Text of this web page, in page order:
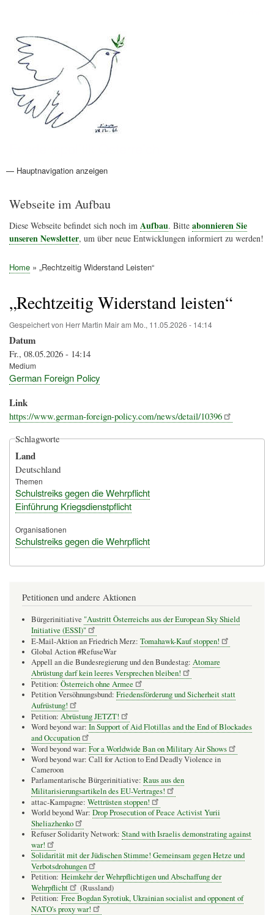
Hauptnavigation
— Hauptnavigation anzeigen
Aktionen
Friedensbewegung
Friedensprojekte
Home
Konflikte
Links
Narichtenlinks
News
Politik
Termine
Texte
Kunst
Friedensexperten
Friedensforschung
Friedensinitiativen
Friedensnachrichten
Webseite im Aufbau
Diese Webseite befindet sich noch im Aufbau. Bitte abonnieren Sie
unseren Newsletter, um über neue Entwicklungen informiert zu werden!
Home „Rechtzeitig Widerstand Leisten“
„Rechtzeitig Widerstand leisten“
Gespeichert von Herr Martin Mairam Mo., 11.05.2026 - 14:14
Datum
Fr., 08.05.2026 - 14:14
Medium
German Foreign Policy
Link
https://www.german-foreign-policy.com/news/detail/10396
Schlagworte
Land
Deutschland
Themen
Schulstreiks gegen die Wehrpflicht
Einführung Kriegsdienstpflicht
Organisationen
Schulstreiks gegen die Wehrpflicht
Petitionen und andere Aktionen
Bürgerinitiative "Austritt Österreichs aus der European Sky Shield
Initiative (ESSI)"
E-Mail-Aktion an Friedrich Merz: Tomahawk-Kauf stoppen!
Global Action #RefuseWar
Appell an die Bundesregierung und den Bundestag: Atomare
Abrüstung darf kein leeres Versprechen bleiben!
Petition: Österreich ohne Armee
Petition Versöhnungsbund: Friedensförderung und Sicherheit statt
Aufrüstung!
Petition: Abrüstung JETZT!
Word beyond war: In Support of Aid Flotillas and the End of Blockades
and Occupation
Word beyond war: For a Worldwide Ban on Military Air Shows
Word beyond war: Call for Action to End Deadly Violence in
Cameroon
Parlamentarische Bürgerinitiative: Raus aus den
Militarisierungsartikeln des EU-Vertrages!
attac-Kampagne: Wettrüsten stoppen!
World beyond War: Drop Prosecution of Peace Activist Yurii
Sheliazhenko
Refuser Solidarity Network: Stand with Israelis demonstrating against
war!
Solidarität mit der Jüdischen Stimme! Gemeinsam gegen Hetze und
Verbotsdrohungen
Petition: Heimkehr der Wehrpflichtigen und Abschaffung der
Wehrpflicht
(Russland)
Petition: Free Bogdan Syrotiuk, Ukrainian socialist and opponent of
NATO's proxy war!